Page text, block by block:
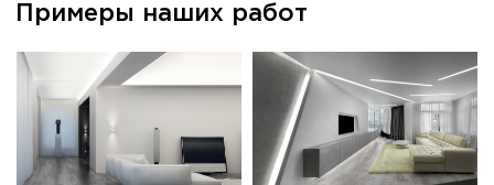
Примеры наших работ